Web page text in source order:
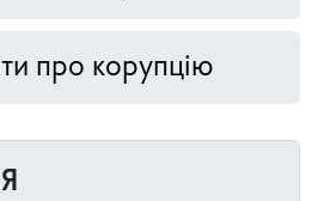
про корупцію